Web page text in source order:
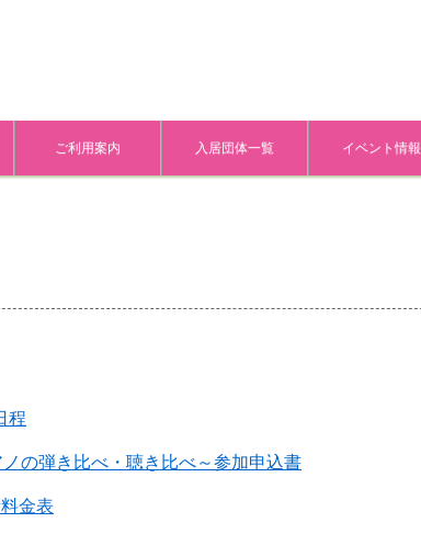
ご利用案内 入居団体一覧 イベント情報
程
の弾き比べ・聴き比べ～参加申込書
金表